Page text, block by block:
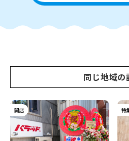
同じ地域の
開店 特